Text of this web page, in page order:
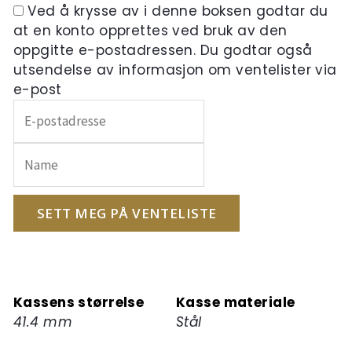
Ved å krysse av i denne boksen godtar du
at en konto opprettes ved bruk av den
oppgitte e-postadressen. Du godtar også
utsendelse av informasjon om ventelister via
e-post
inn
e-
postadressen
din
ventelisten
for
SETT MEG PÅ VENTELISTE
Kassens størrelse
41.4 mm
Kasse materiale
Stål